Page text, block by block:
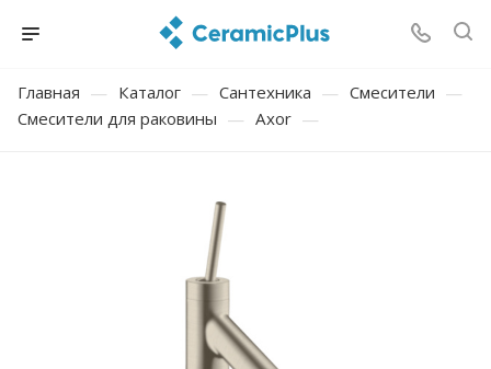
Главная — Каталог — Сантехника — Смесители —
Смесители для раковины — Axor —